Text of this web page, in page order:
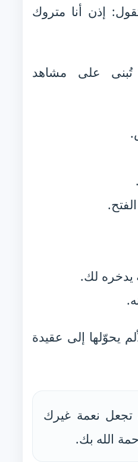
إذن أنا متروك
تُبنى على مشاهد
يدخره لك.
يحوّلها إلى عقيدة
تجعل نعمة غيرك
الله بك.